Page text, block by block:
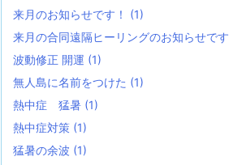
来月のお知らせです！ (1)
来月の合同遠隔ヒーリングのお知らせです
波動修正 開運 (1)
無人島に名前をつけた (1)
熱中症 猛暑 (1)
熱中症対策 (1)
猛暑の余波 (1)